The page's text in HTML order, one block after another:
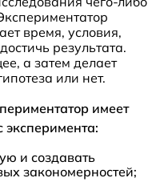
время, условия,
результата.
а затем делает
или нет.
имеет
эксперимента:
и создавать
закономерностей;